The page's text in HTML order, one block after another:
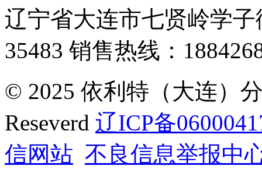
辽宁省大连市七贤岭学子
35483 销售热线：
© 2025 依利特（大连）
Reseverd 辽ICP备
信网站 不良信息举报中